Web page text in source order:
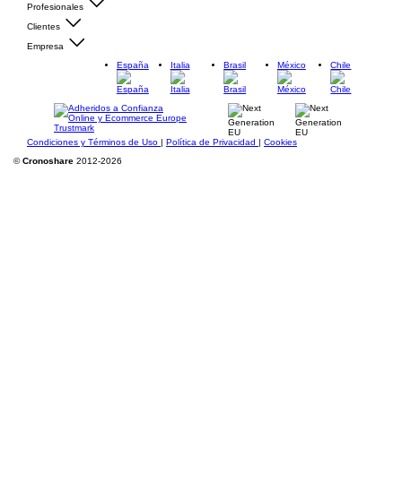
Profesionales
Clientes
Empresa
España
Italia Brasil México Chile
Condiciones y Términos de Uso | Política de Privacidad | Cookies
©Cronoshare 2012-2026